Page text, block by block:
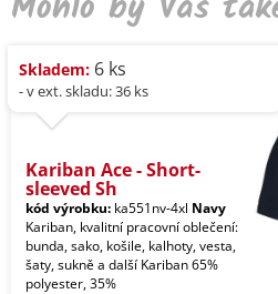
Skladem: 6 ks
- v ext. skladu: 36 ks
Kariban Ace - Short-
sleeved Sh
kód výrobku: ka551nv-4xl Navy
Kariban, kvalitní pracovní oblečení:
bunda, sako, košile, kalhoty, vesta,
šaty, sukně a další Kariban 65%
polyester, 35%